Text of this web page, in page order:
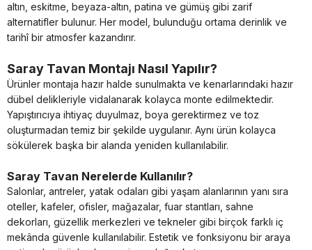
altın, eskitme, beyaza-altın, patina ve gümüş gibi zarif
alternatifler bulunur. Her model, bulunduğu ortama derinlik ve
tarihî bir atmosfer kazandırır.
Saray Tavan Montajı Nasıl Yapılır?
Ürünler montaja hazır halde sunulmakta ve kenarlarındaki hazır
dübel delikleriyle vidalanarak kolayca monte edilmektedir.
Yapıştırıcıya ihtiyaç duyulmaz, boya gerektirmez ve toz
oluşturmadan temiz bir şekilde uygulanır. Aynı ürün kolayca
sökülerek başka bir alanda yeniden kullanılabilir.
Saray Tavan Nerelerde Kullanılır?
Salonlar, antreler, yatak odaları gibi yaşam alanlarının yanı sıra
oteller, kafeler, ofisler, mağazalar, fuar stantları, sahne
dekorları, güzellik merkezleri ve tekneler gibi birçok farklı iç
mekânda güvenle kullanılabilir. Estetik ve fonksiyonu bir araya